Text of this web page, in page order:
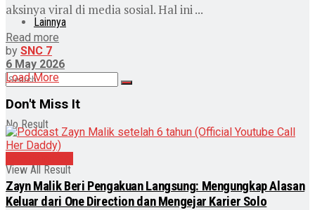
Lainnya
No Result
View All Result
aksinya viral di media sosial. Hal ini ...
Read more
by SNC 7
6 May 2026
Load More
Don't Miss It
Zayn Malik Beri Pengakuan Langsung: Mengungkap Alasan
Keluar dari One Direction dan Mengejar Karier Solo